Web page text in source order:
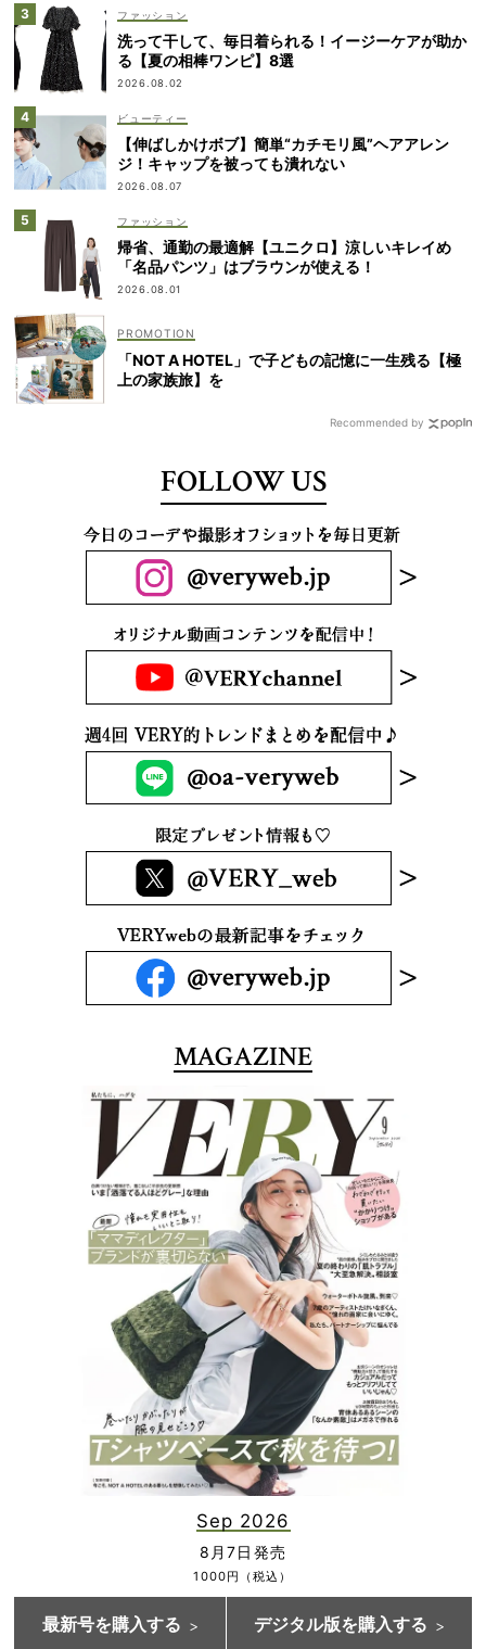
ファッション
洗って干して、毎日着られる！イージーケアが助か
る【夏の相棒ワンピ】8選
2026.08.02
ビューティー
【伸ばしかけボブ】簡単“カチモリ風”ヘアアレン
ジ！キャップを被っても潰れない
2026.08.07
ファッション
帰省、通勤の最適解【ユニクロ】涼しいキレイめ
「名品パンツ」はブラウンが使える！
2026.08.01
「NOT A HOTEL」で子どもの記憶に一生残る【極
上の家族旅】を
Recommended by
FOLLOW US
MAGAZINE
Sep 2026
8月7日発売
1000円（税込）
最新号を購入する デジタル版を購入する